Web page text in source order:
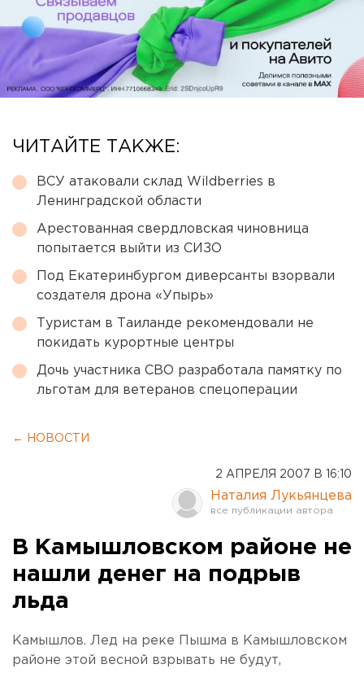
ЧИТАЙТЕ ТАКЖЕ:
ВСУ атаковали склад Wildberries в
Ленинградской области
Арестованная свердловская чиновница
попытается выйти из СИЗО
Под Екатеринбургом диверсанты взорвали
создателя дрона «Упырь»
Туристам в Таиланде рекомендовали не
покидать курортные центры
Дочь участника СВО разработала памятку по
льготам для ветеранов спецоперации
← НОВОСТИ
2 АПРЕЛЯ 2007 В 16:10
Наталия Лукьянцева
В Камышловском районе не
нашли денег на подрыв
льда
Камышлов. Лед на реке Пышма в Камышловском
районе этой весной взрывать не будут,